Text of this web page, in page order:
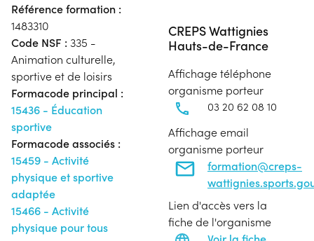
Référence formation :
1483310
Code NSF : 335 -
Animation culturelle,
sportive et de loisirs
Formacode principal :
15436 - Éducation
sportive
Formacode associés :
15459 - Activité
physique et sportive
adaptée
15466 - Activité
physique pour tous
CREPS Wattignies
Hauts-de-France
Affichage téléphone
organisme porteur
03 20 62 08 10
Affichage email
organisme porteur
formation@creps-
Lien d'accès vers la
fiche de l'organisme